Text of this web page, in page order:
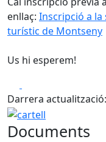
enllaç: Inscripció a
turístic de Montseny
Us hi esperem!
Darrera
cartell
Documents